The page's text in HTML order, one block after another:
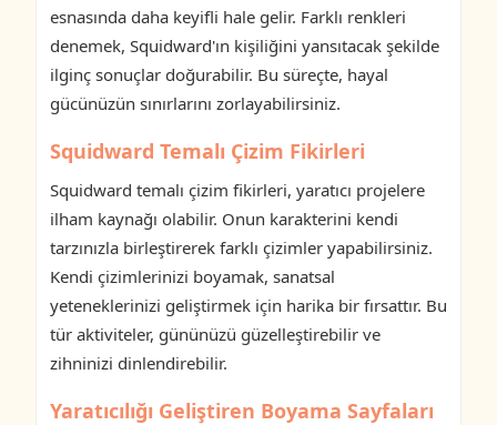
esnasında daha keyifli hale gelir. Farklı renkleri
denemek, Squidward'ın kişiliğini yansıtacak şekilde
ilginç sonuçlar doğurabilir. Bu süreçte, hayal
gücünüzün sınırlarını zorlayabilirsiniz.
Squidward Temalı Çizim Fikirleri
Squidward temalı çizim fikirleri, yaratıcı projelere
ilham kaynağı olabilir. Onun karakterini kendi
tarzınızla birleştirerek farklı çizimler yapabilirsiniz.
Kendi çizimlerinizi boyamak, sanatsal
yeteneklerinizi geliştirmek için harika bir fırsattır. Bu
tür aktiviteler, gününüzü güzelleştirebilir ve
zihninizi dinlendirebilir.
Yaratıcılığı Geliştiren Boyama Sayfaları